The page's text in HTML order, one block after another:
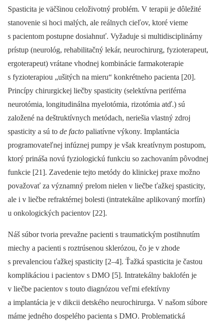
Spasticita je väčšinou celoživotný problém. V terapii je dôležité
stanovenie si hoci malých, ale reálnych cieľov, ktoré vieme
s pacientom postupne dosiahnuť. Vyžaduje si multidisciplinárny
prístup (neurológ, rehabilitačný lekár, neurochirurg, fyzioterapeut,
ergoterapeut) vrátane vhodnej kombinácie farmakoterapie
s fyzioterapiou „ušitých na mieru“ konkrétneho pacienta [20].
Princípy chirurgickej liečby spasticity (selektívna periférna
neurotómia, longitudinálna myelotómia, rizotómia atď.) sú
založené na deštruktívnych metódach, neriešia vlastný zdroj
spasticity a sú to de facto paliatívne výkony. Implantácia
programovateľnej infúznej pumpy je však kreatívnym postupom,
ktorý prináša novú fyziologickú funkciu so zachovaním pôvodnej
funkcie [21]. Zavedenie tejto metódy do klinickej praxe možno
považovať za významný prelom nielen v liečbe ťažkej spasticity,
ale i v liečbe refraktérnej bolesti (intratekálne aplikovaný morfín)
u onkologických pacientov [22].
Náš súbor tvoria prevažne pacienti s traumatickým postihnutím
miechy a pacienti s roztrúsenou sklerózou, čo je v zhode
s prevalenciou ťažkej spasticity [2–4]. Ťažká spasticita je častou
komplikáciou i pacientov s DMO [5]. Intratekálny baklofén je
v liečbe pacientov s touto dia­gnózou veľmi efektívny
a implantácia je v dikcii detského neurochirurga. V našom súbore
máme jedného dospelého pacienta s DMO. Problematická